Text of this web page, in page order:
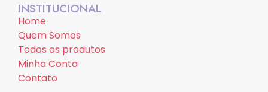
INSTITUCIONAL
Home
Quem Somos
Todos os produtos
Minha Conta
Contato